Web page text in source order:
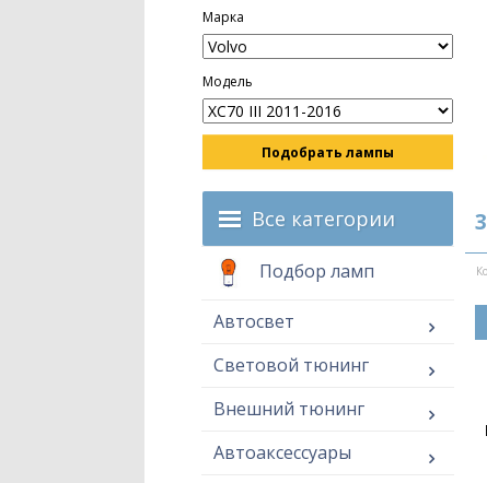
Марка
Модель
Подобрать лампы
Все категории
Подбор ламп
Автосвет
Световой тюнинг
Внешний тюнинг
Автоаксессуары